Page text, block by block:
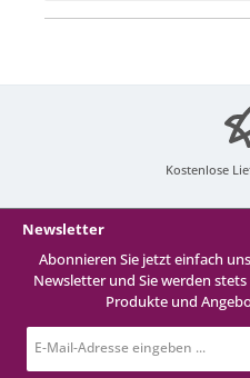
Kostenlose
Newsletter
Abonnieren Sie jetzt einfach
Newsletter und Sie werden
Produkte und
Mail-